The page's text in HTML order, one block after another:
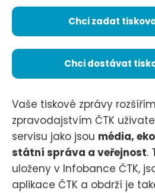
Chci zadat
Chci dostávat
Vaše tiskové zprávy
zpravodajstvím ČTK
servisu jako jsou média,
státní správa a veřejnost.
uloženy v Infobance ČTK,
aplikace ČTK a obdrží je